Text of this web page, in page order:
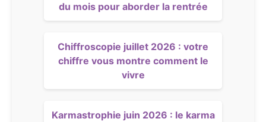
du mois pour aborder la rentrée
Chiffroscopie juillet 2026 : votre
chiffre vous montre comment le
vivre
Karmastrophie juin 2026 : le karma